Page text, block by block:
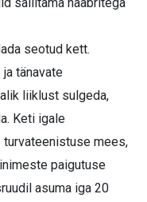
seotud kett.
tänavate
liiklust sulgeda,
Keti igale
turvateenistuse mees,
paigutuse
asuma iga 20